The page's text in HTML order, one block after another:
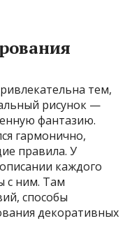
тем,
рисунок —
фантазию.
гармонично,
правила. У
каждого
с ним. Там
способы
декоративных